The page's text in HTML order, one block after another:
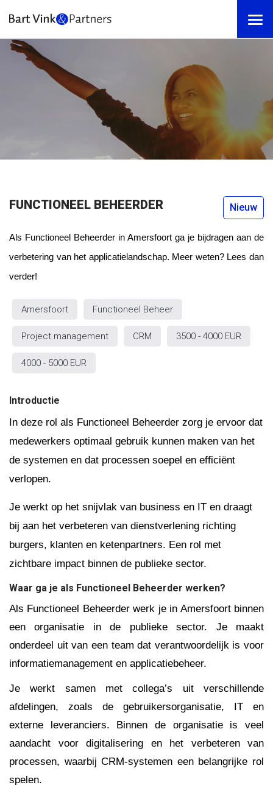
FUNCTIONEEL BEHEERDER Nieuw
Als Functioneel Beheerder in Amersfoort ga je bijdragen aan de
verbetering van het applicatielandschap. Meer weten? Lees dan
verder!
Amersfoort Functioneel Beheer
Project management CRM 3500 - 4000 EUR
4000 - 5000 EUR
Introductie
In deze rol als Functioneel Beheerder zorg je ervoor dat
medewerkers optimaal gebruik kunnen maken van het
de systemen en dat processen soepel en efficiënt
verlopen.
Je werkt op het snijvlak van business en IT en draagt
bij aan het verbeteren van dienstverlening richting
burgers, klanten en ketenpartners. Een rol met
zichtbare impact binnen de publieke sector.
Waar ga je als Functioneel Beheerder werken?
Als Functioneel Beheerder werk je in Amersfoort binnen
een organisatie in de publieke sector. Je maakt
onderdeel uit van een team dat verantwoordelijk is voor
informatiemanagement en applicatiebeheer.
Je werkt samen met collega’s uit verschillende
afdelingen, zoals de gebruikersorganisatie, IT en
externe leveranciers. Binnen de organisatie is veel
aandacht voor digitalisering en het verbeteren van
processen, waarbij CRM-systemen een belangrijke rol
spelen.